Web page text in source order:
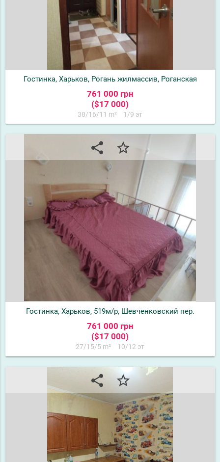
Гостинка, Харьков, Рогань жилмассив, Роганская
761 000 грн
($17 000)
38/16/11 m² 1/9 эт
share star_border
Гостинка, Харьков, 519м/р, Шевченковский пер.
761 000 грн
($17 000)
27/15/5 m² 10/12 эт
share star_border